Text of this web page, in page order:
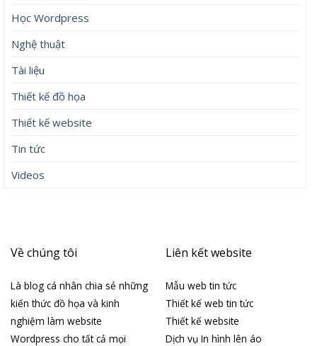
Học Wordpress
Nghệ thuật
Tài liệu
Thiết kế đồ họa
Thiết kế website
Tin tức
Videos
Về chúng tôi
Là blog cá nhân chia sẻ những
kiến thức đồ họa và kinh
nghiệm làm website
Wordpress cho tất cả mọi
Liên kết website
Mẫu web tin tức
Thiết kế web tin tức
Thiết kế website
Dịch vụ In hình lên áo